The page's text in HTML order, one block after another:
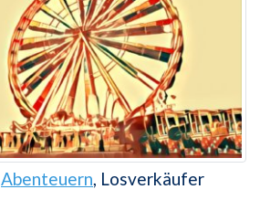
Abenteuern, Losverkäufer